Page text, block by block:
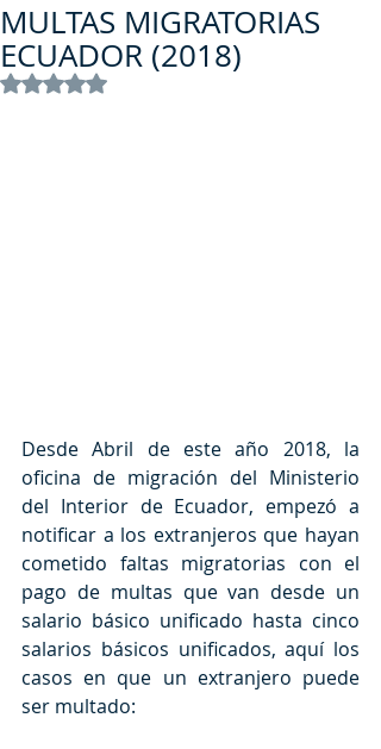
MULTAS MIGRATORIAS
ECUADOR (2018)
Rated NaN out of 5 stars.
Desde Abril de este año 2018, la
oficina de migración del Ministerio
del Interior de Ecuador, empezó a
notificar a los extranjeros que hayan
cometido faltas migratorias con el
pago de multas que van desde un
salario básico unificado hasta cinco
salarios básicos unificados, aquí los
casos en que un extranjero puede
ser multado: